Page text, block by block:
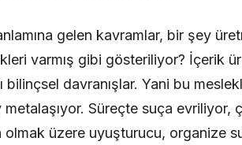
gelen kavramlar, bir şey
varmış gibi gösteriliyor? İçerik
davranışlar. Yani bu
Süreçte suça evriliyor,
olmak üzere uyuşturucu, organize